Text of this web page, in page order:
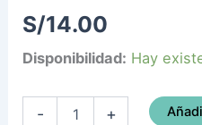
S/14.00
Disponibilidad: Hay
- +